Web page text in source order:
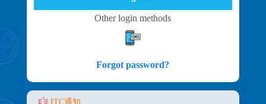
Other login methods
Forgot password?
ITC通知